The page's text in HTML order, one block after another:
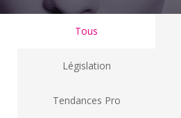
Tous
Législation
Tendances Pro